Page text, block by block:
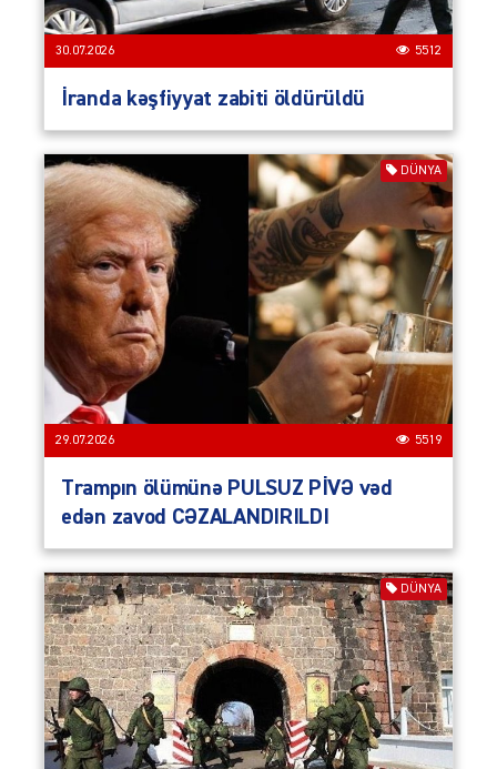
30.07.2026 5512
İranda kəşfiyyat zabiti öldürüldü
DÜNYA
29.07.2026 5519
Trampın ölümünə PULSUZ PİVƏ vəd
edən zavod CƏZALANDIRILDI
DÜNYA